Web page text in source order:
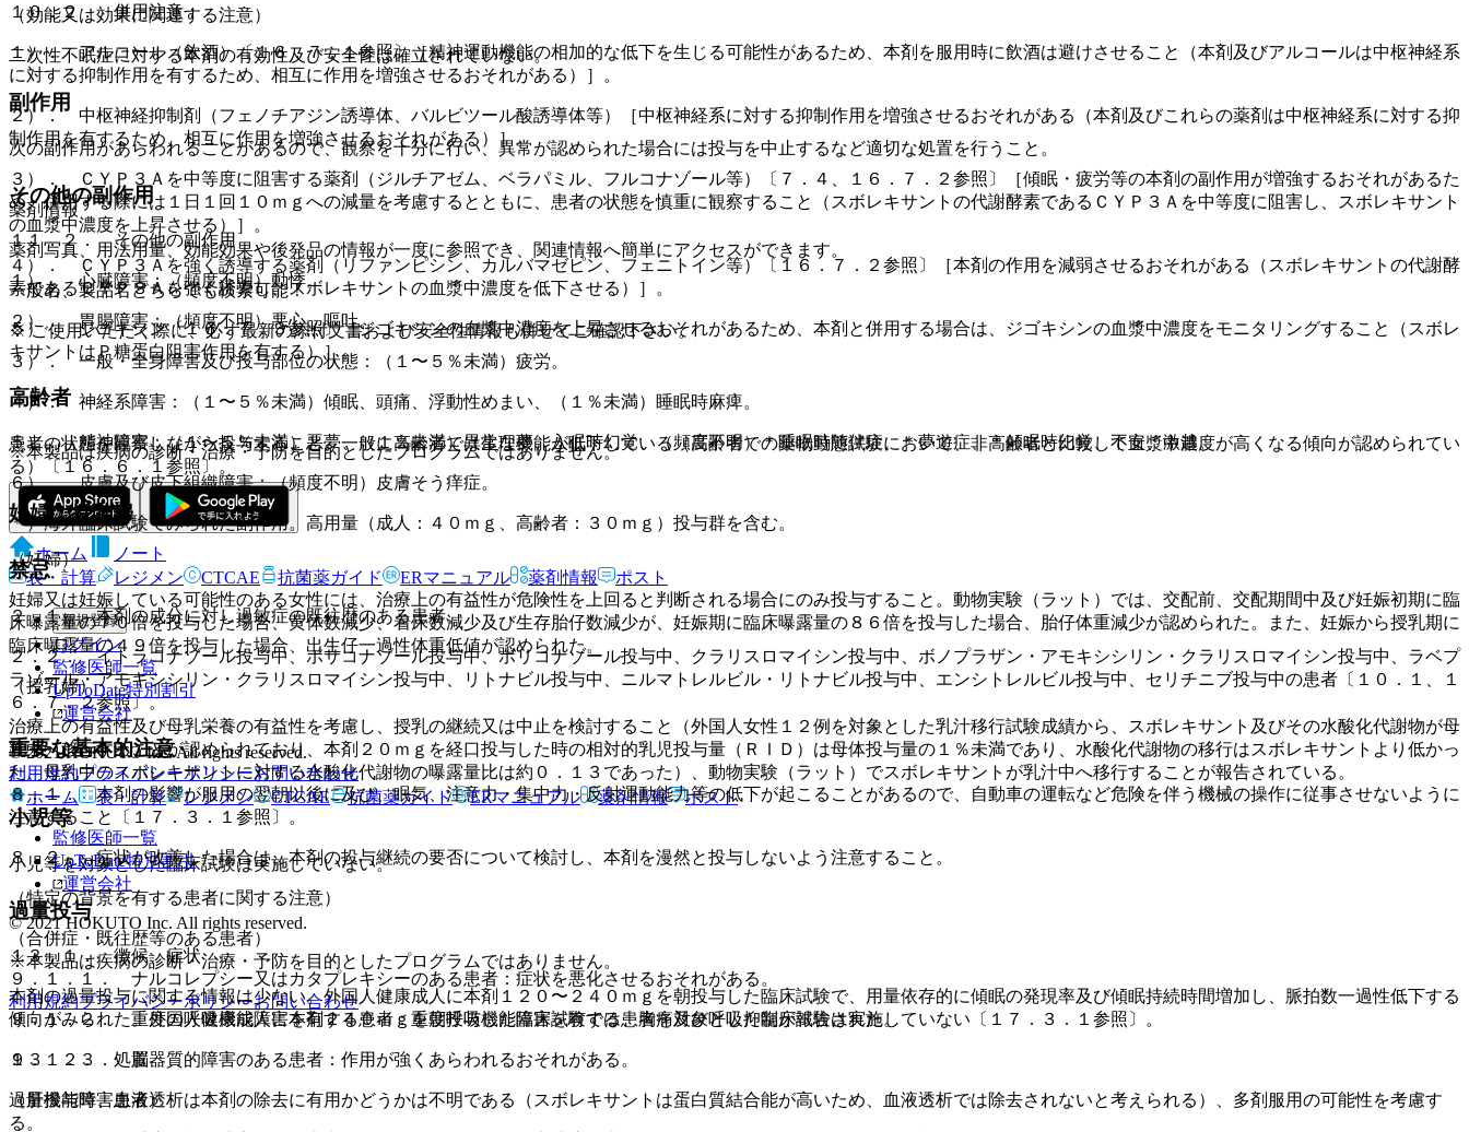
１０．２． 併用注意：
１）． アルコール（飲酒）〔１６．７．１参照〕［精神運動機能の相加的な低下を生じる可能性があるため、本剤を服用時に飲酒は避けさせること（本剤及びアルコールは中枢神経系
に対する抑制作用を有するため、相互に作用を増強させるおそれがある）］。
２）． 中枢神経抑制剤（フェノチアジン誘導体、バルビツール酸誘導体等）［中枢神経系に対する抑制作用を増強させるおそれがある（本剤及びこれらの薬剤は中枢神経系に対する抑
制作用を有するため、相互に作用を増強させるおそれがある）］。
３）． ＣＹＰ３Ａを中等度に阻害する薬剤（ジルチアゼム、ベラパミル、フルコナゾール等）〔７．４、１６．７．２参照〕［傾眠・疲労等の本剤の副作用が増強するおそれがあるた
め、併用する際には１日１回１０ｍｇへの減量を考慮するとともに、患者の状態を慎重に観察すること（スボレキサントの代謝酵素であるＣＹＰ３Ａを中等度に阻害し、スボレキサント
の血漿中濃度を上昇させる）］。
４）． ＣＹＰ３Ａを強く誘導する薬剤（リファンピシン、カルバマゼピン、フェニトイン等）〔１６．７．２参照〕［本剤の作用を減弱させるおそれがある（スボレキサントの代謝酵
素であるＣＹＰ３Ａを強く誘導し、スボレキサントの血漿中濃度を低下させる）］。
５）． ジゴキシン〔１６．７．３参照〕［ジゴキシンの血漿中濃度を上昇させるおそれがあるため、本剤と併用する場合は、ジゴキシンの血漿中濃度をモニタリングすること（スボレ
キサントはＰ糖蛋白阻害作用を有する）］。
高齢者
患者の状態を観察しながら投与すること。一般に高齢者では生理機能が低下している（高齢者での薬物動態試験において、非高齢者と比較して血漿中濃度が高くなる傾向が認められてい
る）〔１６．６．１参照〕。
妊婦・授乳婦
（妊婦）
妊婦又は妊娠している可能性のある女性には、治療上の有益性が危険性を上回ると判断される場合にのみ投与すること。動物実験（ラット）では、交配前、交配期間中及び妊娠初期に臨
床曝露量の７０倍を投与した場合、黄体数減少、着床数減少及び生存胎仔数減少が、妊娠期に臨床曝露量の８６倍を投与した場合、胎仔体重減少が認められた。また、妊娠から授乳期に
臨床曝露量の４９倍を投与した場合、出生仔一過性体重低値が認められた。
（授乳婦）
治療上の有益性及び母乳栄養の有益性を考慮し、授乳の継続又は中止を検討すること（外国人女性１２例を対象とした乳汁移行試験成績から、スボレキサント及びその水酸化代謝物が母
乳中へ移行することが認められており、本剤２０ｍｇを経口投与した時の相対的乳児投与量（ＲＩＤ）は母体投与量の１％未満であり、水酸化代謝物の移行はスボレキサントより低かっ
た、母乳中のスボレキサントに対する水酸化代謝物の曝露量比は約０．１３であった）、動物実験（ラット）でスボレキサントが乳汁中へ移行することが報告されている。
小児等
小児等を対象とした臨床試験は実施していない。
過量投与
１３．１． 徴候、症状
本剤の過量投与に関する情報は少ない。外国人健康成人に本剤１２０〜２４０ｍｇを朝投与した臨床試験で、用量依存的に傾眠の発現率及び傾眠持続時間増加し、脈拍数一過性低下する
傾向がみられた。外国人健康成人に本剤２４０ｍｇを朝投与した臨床試験では、胸痛及び呼吸抑制が報告された。
１３．２． 処置
過量投与時、血液透析は本剤の除去に有用かどうかは不明である（スボレキサントは蛋白質結合能が高いため、血液透析では除去されないと考えられる）、多剤服用の可能性を考慮す
る。
（効能又は効果に関連する注意）
二次性不眠症に対する本剤の有効性及び安全性は確立されていない。
副作用
次の副作用があらわれることがあるので、観察を十分に行い、異常が認められた場合には投与を中止するなど適切な処置を行うこと。
その他の副作用
１１．２． その他の副作用
１）． 心臓障害：（頻度不明）動悸。
２）． 胃腸障害：（頻度不明）悪心、嘔吐。
３）． 一般・全身障害及び投与部位の状態：（１〜５％未満）疲労。
４）． 神経系障害：（１〜５％未満）傾眠、頭痛、浮動性めまい、（１％未満）睡眠時麻痺。
５）． 精神障害：（１〜５％未満）悪夢、（１％未満）異常な夢、入眠時幻覚、（頻度不明）＊睡眠時随伴症、＊夢遊症、＊傾眠時幻覚、不安、激越。
６）． 皮膚及び皮下組織障害：（頻度不明）皮膚そう痒症。
＊）海外臨床試験でみられた副作用。高用量（成人：４０ｍｇ、高齢者：３０ｍｇ）投与群を含む。
禁忌
２．１． 本剤の成分に対し過敏症の既往歴のある患者。
２．２． イトラコナゾール投与中、ポサコナゾール投与中、ボリコナゾール投与中、クラリスロマイシン投与中、ボノプラザン・アモキシシリン・クラリスロマイシン投与中、ラベプ
ラゾール・アモキシシリン・クラリスロマイシン投与中、リトナビル投与中、ニルマトレルビル・リトナビル投与中、エンシトレルビル投与中、セリチニブ投与中の患者〔１０．１、１
６．７．２参照〕。
重要な基本的注意
８．１． 本剤の影響が服用の翌朝以後に及び、眠気、注意力・集中力・反射運動能力等の低下が起こることがあるので、自動車の運転など危険を伴う機械の操作に従事させないように
注意すること〔１７．３．１参照〕。
８．２． 症状が改善した場合は、本剤の投与継続の要否について検討し、本剤を漫然と投与しないよう注意すること。
（特定の背景を有する患者に関する注意）
（合併症・既往歴等のある患者）
９．１．１． ナルコレプシー又はカタプレキシーのある患者：症状を悪化させるおそれがある。
９．１．２． 重度の呼吸機能障害を有する患者：重度呼吸機能障害を有する患者を対象とした臨床試験は実施していない〔１７．３．１参照〕。
９．１．３． 脳器質的障害のある患者：作用が強くあらわれるおそれがある。
（肝機能障害患者）
薬剤情報
薬剤写真、用法用量、効能効果や後発品の情報が一度に参照でき、関連情報へ簡単にアクセスができます。
一般名、製品名どちらでも検索可能！
※ ご使用いただく際に、必ず最新の添付文書および安全性情報も併せてご確認下さい。
※本製品は疾病の診断・治療・予防を目的としたプログラムではありません。
ホーム
ノート
表・計算
レジメン CTCAE 抗菌薬ガイド ERマニュアル 薬剤情報 ポスト
新規登録
ログイン
監修医師一覧
UpToDate特別割引
運営会社
© 2021 HOKUTO Inc. All rights reserved.
利用規約プライバシーポリシーお問い合わせ
ホーム
表・計算 レジメン CTCAE 抗菌薬ガイド ERマニュアル 薬剤情報 ポスト
監修医師一覧
UpToDate特別割引
運営会社
© 2021 HOKUTO Inc. All rights reserved.
※本製品は疾病の診断・治療・予防を目的としたプログラムではありません。
利用規約プライバシーポリシーお問い合わせ